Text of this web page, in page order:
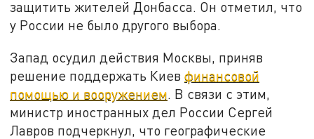
защитить жителей Донбасса. Он отметил, что
у России не было другого выбора.
Запад осудил действия Москвы, приняв
решение поддержать Киевфинансовой
помощью и вооружением . В связи с этим,
министр иностранных дел России Сергей
Лавров подчеркнул, что географические